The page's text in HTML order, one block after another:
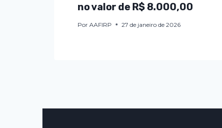
no valor de R$ 8.000,00
Por AAFIRP 27 de janeiro de 2026